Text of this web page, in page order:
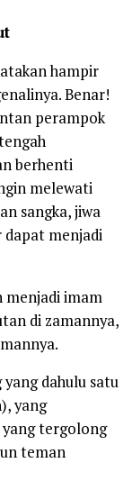
hampir
Benar!
perampok
berhenti
melewati
sangka, jiwa
dapat menjadi
menjadi imam
di zamannya,
dahulu satu
yang
yang tergolong
teman